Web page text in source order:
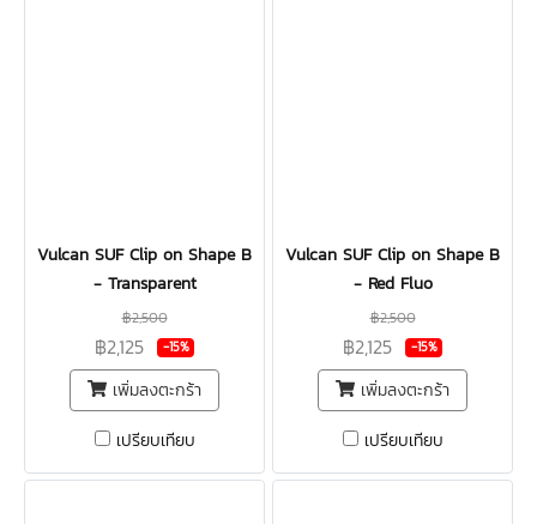
Vulcan SUF Clip on Shape B
- Transparent
฿2,500
฿2,125 -15%
เพิ่มลงตะกร้า
เปรียบเทียบ
Vulcan SUF Clip on Shape B
- Red Fluo
฿2,500
฿2,125 -15%
เพิ่มลงตะกร้า
เปรียบเทียบ